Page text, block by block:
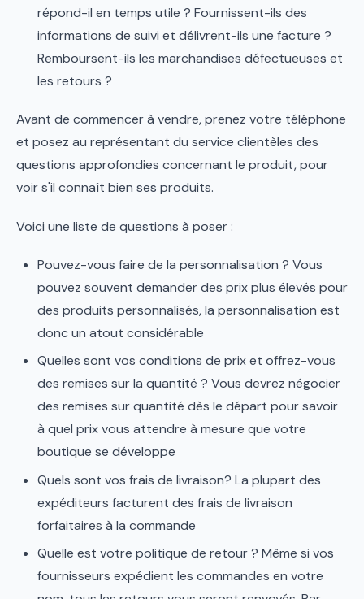
répond-il en temps utile ? Fournissent-ils des
informations de suivi et délivrent-ils une facture ?
Remboursent-ils les marchandises défectueuses et
les retours ?
Avant de commencer à vendre, prenez votre téléphone
et posez au représentant du service clientèles des
questions approfondies concernant le produit, pour
voir s'il connaît bien ses produits.
Voici une liste de questions à poser :
Pouvez-vous faire de la personnalisation ? Vous
pouvez souvent demander des prix plus élevés pour
des produits personnalisés, la personnalisation est
donc un atout considérable
Quelles sont vos conditions de prix et offrez-vous
des remises sur la quantité ? Vous devrez négocier
des remises sur quantité dès le départ pour savoir
à quel prix vous attendre à mesure que votre
boutique se développe
Quels sont vos frais de livraison? La plupart des
expéditeurs facturent des frais de livraison
forfaitaires à la commande
Quelle est votre politique de retour ? Même si vos
fournisseurs expédient les commandes en votre